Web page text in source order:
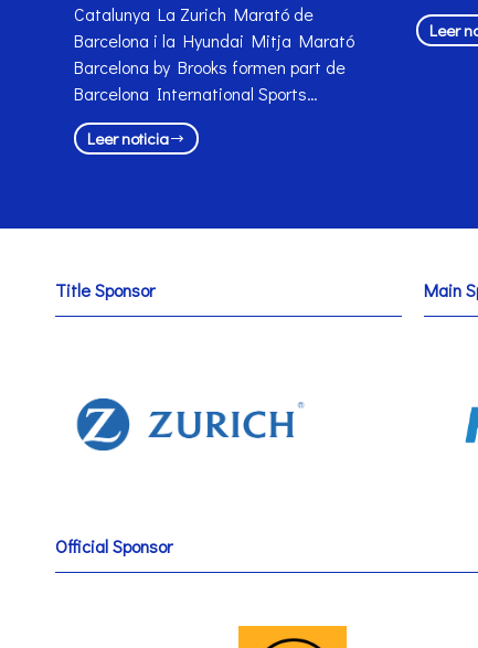
Catalunya La Zurich Marató de
Barcelona i la Hyundai Mitja Marató
Barcelona by Brooks formen part de
Barcelona International Sports…
Leer noticia
Leer
Title Sponsor Main
Official Sponsor